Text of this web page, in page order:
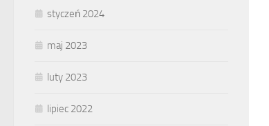
styczeń 2024
maj 2023
luty 2023
lipiec 2022